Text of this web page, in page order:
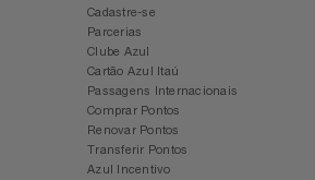
Cadastre-se
Parcerias
Clube Azul
Cartão Azul Itaú
Passagens Internacionais
Comprar Pontos
Renovar Pontos
Transferir Pontos
Azul Incentivo